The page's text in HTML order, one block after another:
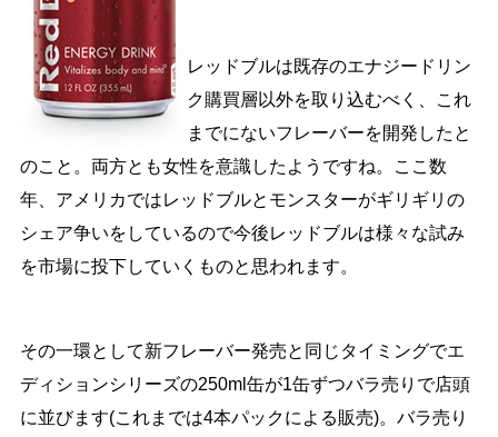
レッドブルは既存のエナジードリン
ク購買層以外を取り込むべく、これ
までにないフレーバーを開発したと
のこと。両方とも女性を意識したようですね。ここ数
年、アメリカではレッドブルとモンスターがギリギリの
シェア争いをしているので今後レッドブルは様々な試み
を市場に投下していくものと思われます。
その一環として新フレーバー発売と同じタイミングでエ
ディションシリーズの250ml缶が1缶ずつバラ売りで店頭
に並びます(これまでは4本パックによる販売)。バラ売り